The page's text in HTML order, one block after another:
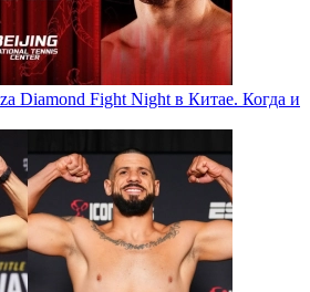
Diamond Fight Night в Китае. Когда и